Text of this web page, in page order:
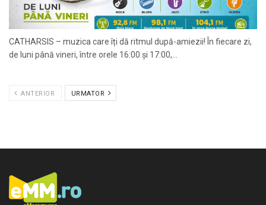
CATHARSIS – muzica care îți dă ritmul după-amiezii! În fiecare zi,
de luni până vineri, între orele 16:00 și 17:00,...
ANTERIOR URMATOR